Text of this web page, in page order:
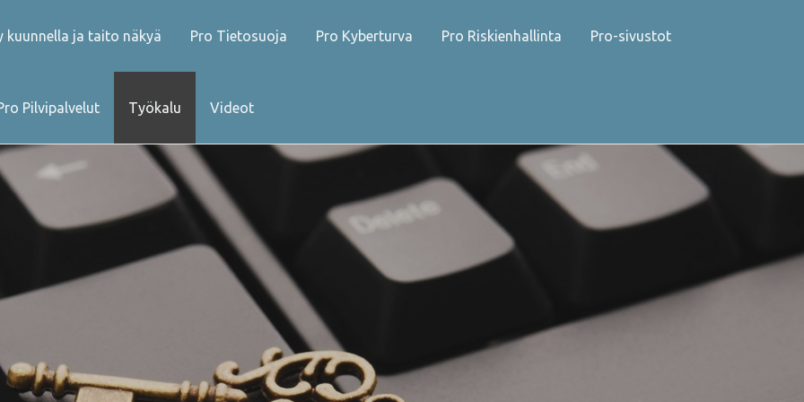
kuunnella ja taito näkyä Pro Tietosuoja Pro Kyberturva Pro Riskienhallinta Pro-sivustot
Pilvipalvelut Työkalu Videot